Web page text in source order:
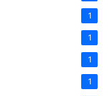
1
1
1
1